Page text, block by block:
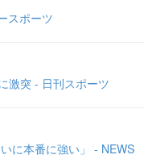
スポーツ
激突 - 日刊スポーツ
に本番に強い」 - NEWS